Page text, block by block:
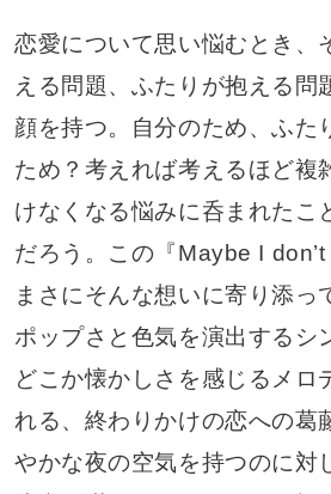
恋愛について思い悩むとき、
える問題、ふたりが抱える問
顔を持つ。自分のため、ふた
ため？考えれば考えるほど複
けなくなる悩みに呑まれたこ
だろう。この『Maybe I don’t
まさにそんな想いに寄り添っ
ポップさと色気を演出するシ
どこか懐かしさを感じるメロ
れる、終わりかけの恋への葛
やかな夜の空気を持つのに対